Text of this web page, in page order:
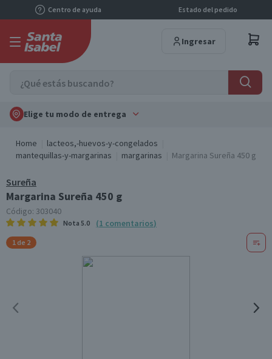
Centro de ayuda Estado del pedido
Ingresar
Elige tu modo de entrega
Home
lacteos,-huevos-y-congelados
mantequillas-y-margarinas
margarinas Margarina Sureña 450 g
Sureña
Margarina Sureña 450 g
Código: 303040
Nota 5.0 (1 comentarios)
1 de 2